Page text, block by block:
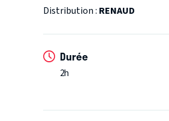
Distribution : RENAUD
Durée
2h